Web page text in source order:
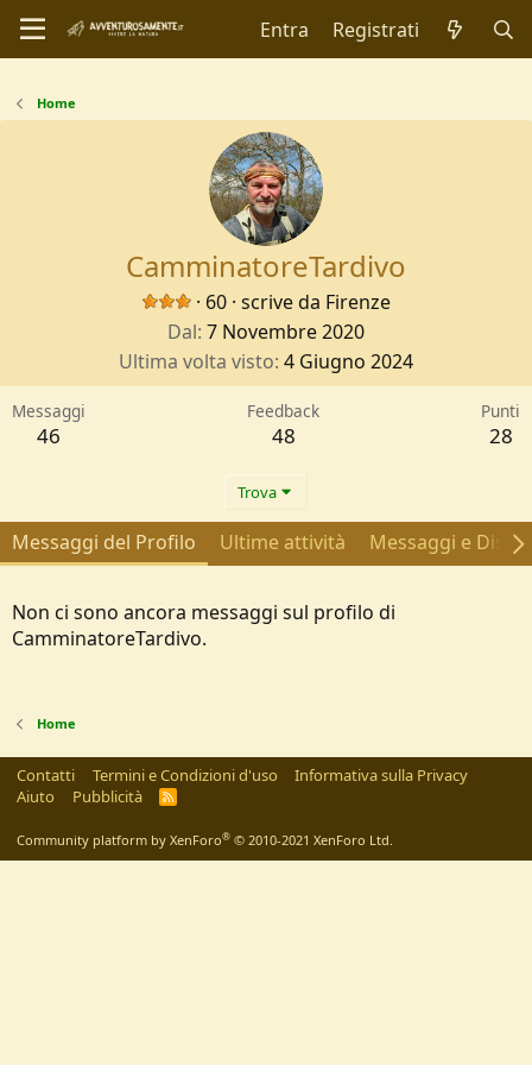
Entra Registrati
Home
CamminatoreTardivo
· 60 · scrive da Firenze
Dal 7 Novembre 2020
Ultima volta visto 4 Giugno 2024
Messaggi
46
Feedback
48
Punti
28
Trova
Messaggi del Profilo Ultime attività Messaggi e
Non ci sono ancora messaggi sul profilo di
CamminatoreTardivo.
Home
Contatti Termini e Condizioni d'uso
Informativa sulla Privacy
Aiuto
Pubblicità
R
Community platform by XenForo® © 2010-2021 XenForo Ltd.